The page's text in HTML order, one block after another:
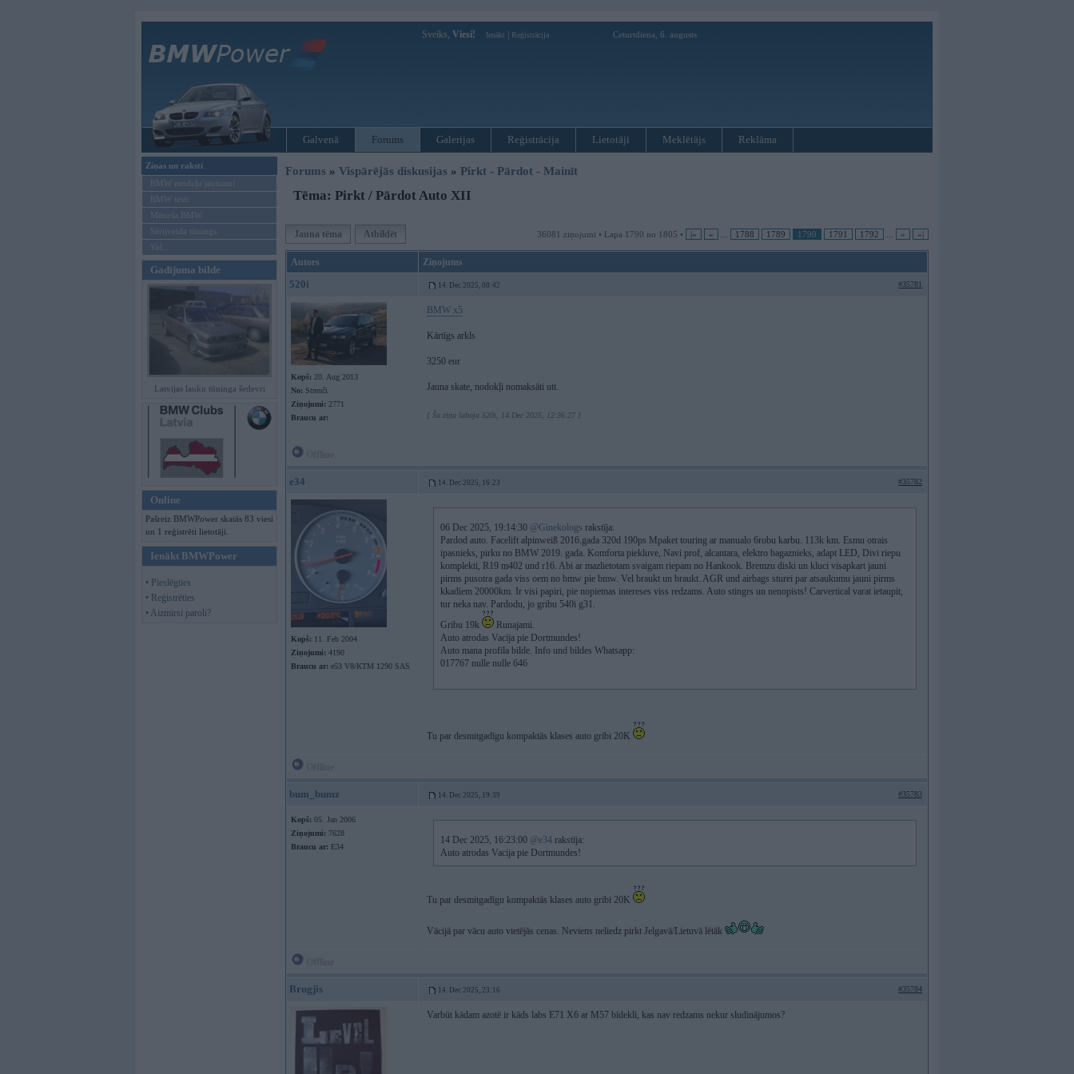
Sveiks, Viesi! Ienākt Reģistrācija Ceturtdiena, 6. augusts
Galvenā Forums Galerijas Reģistrācija Lietotāji Meklētājs Reklāma
Ziņas un raksti
BMW modeļu jaunumi
BMW testi
Mēneša BMW
Sērijveida tūnings
Vel...
Gadījuma bilde
Latvijas lauku tūninga šedevri
Online
Pašreiz BMWPower skatās 83 viesi
un 1 reģistrēti lietotāji.
Ienākt BMWPower
• Pieslēgties
• Reģistrēties
• Aizmirsi paroli?
Forums » Vispārējās diskusijas » Pirkt - Pārdot - Mainīt
Tēma: Pirkt / Pārdot Auto XII
Jauna tēma Atbildēt 36081 ziņojumi • Lapa 1790 no 1805 • |« « 1788 1789 1790 1791 1792 » »|
Autors Ziņojums
520i 14. Dec 2025, 08:42 #35781
Kopš: 20. Aug 2013
No: Strenči
Ziņojumi: 2771
Braucu ar:
BMW x5
Kārtīgs arkls
3250 eur
Jauna skate, nodokļi nomaksāti utt.
[ Šo ziņu laboja 520i, 14 Dec 2025, 12:36:27 ]
e34 14. Dec 2025, 16:23 #35782
Kopš: 11. Feb 2004
Ziņojumi: 4190
Braucu ar: e53 V8/KTM 1290 SAS
06 Dec 2025, 19:14:30 @Ginekologs rakstīja:
Pardod auto. Facelift alpinweiß 2016.gada 320d 190ps Mpaket touring ar manualo 6robu karbu. 113k km. Esmu otrais
ipasnieks, pirku no BMW 2019. gada. Komforta piekluve, Navi prof, alcantara, elektro bagaznieks, adapt LED, Divi riepu
komplekti, R19 m402 und r16. Abi ar mazlietotam svaigam riepam no Hankook. Bremzu diski un kluci visapkart jauni
pirms pusotra gada viss oem no bmw pie bmw. Vel braukt un braukt. AGR und airbags sturei par atsaukumu jauni pirms
kkadiem 20000km. Ir visi papiri, pie nopietnas intereses viss redzams. Auto stingrs un nenopists! Carvertical varat ietaupit,
tur neka nav. Pardodu, jo gribu 540i g31.
Gribu 19k
Runajami.
Auto atrodas Vacija pie Dortmundes!
Auto mana profila bilde. Info und bildes Whatsapp:
017767 nulle nulle 646
Tu par desmitgadīgu kompaktās klases auto gribi 20K
bum_bumz 14. Dec 2025, 19:39 #35783
Kopš: 05. Jan 2006
Ziņojumi: 7628
Braucu ar: E34
14 Dec 2025, 16:23:00 @e34 rakstīja:
Auto atrodas Vacija pie Dortmundes!
Tu par desmitgadīgu kompaktās klases auto gribi 20K
Vācijā par vācu auto vietējās cenas. Neviens neliedz pirkt Jelgavā/Lietuvā lētāk
Brugjis 14. Dec 2025, 23:16 #35784
Varbūt kādam azotē ir kāds labs E71 X6 ar M57 bīdekli, kas nav redzams nekur sludinājumos?